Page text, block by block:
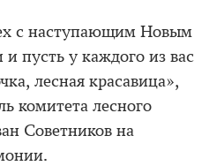
с наступающим Новым
и пусть у каждого из вас
лесная красавица»,
комитета лесного
Советников на